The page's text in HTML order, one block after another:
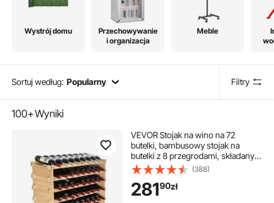
Wystrój domu
Przechowywanie
i organizacja
Meble
Sortuj według: Popularny Filtry
100+Wyniki
VEVOR Stojak na wino na 72
butelki, bambusowy stojak na
butelki z 8 przegrodami, składany,
zabytkowy metalowy stojak na
wino do piwnicy, baru,
pomieszczenia gospodarczego itp.
Uchwyt na butelki, udźwig 80 kg
(388)
28190zł